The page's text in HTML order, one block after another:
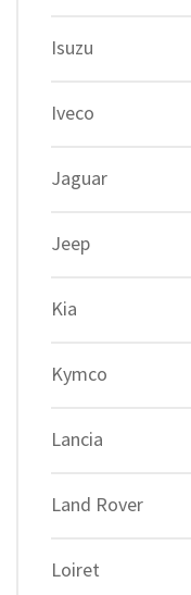
Isuzu
Iveco
Jaguar
Jeep
Kia
Kymco
Lancia
Land Rover
Loiret